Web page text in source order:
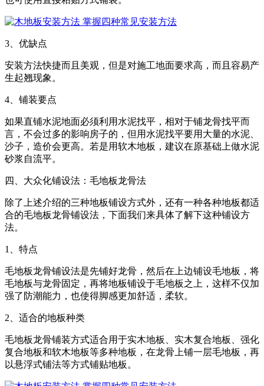
3、优缺点
安装方法快捷而且美观，但是对施工地面要求高，而且容易产
生起翘现象。
4、铺装要点
如果直铺水泥地面必须利用水泥找平，相对于铺龙骨找平而
言，不会过多的影响房子的，但用水泥找平要用大量的水泥、
沙子，造价会更高。若是用软木地板，建议在原基础上做水泥
砂浆自流平。
四、大众化铺设法：毛地板龙骨法
除了上述介绍的三种地板铺设方式外，还有一种各种地板都适
合的毛地板龙骨铺设法，下面我们来具体了解下这种铺设方
法。
1、特点
毛地板龙骨铺设法是先铺好龙骨，然后在上边铺设毛地板，将
毛地板与龙骨固定，再将地板铺设于毛地板之上，这样不仅加
强了防潮能力，也使得脚感更加舒适，柔软。
2、适合的地板种类
毛地板龙骨铺装方式适合用于实木地板、实木复合地板、强化
复合地板和软木地板等多种地板，在龙骨上铺一层毛地板，再
以悬浮式铺法等方式铺贴地板。